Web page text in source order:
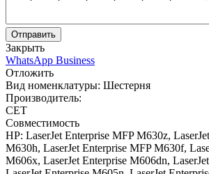
Отправить
Закрыть
WhatsApp Business
Отложить
Вид номенклатуры: Шестерня
Производитель:
CET
Совместимость
HP: LaserJet Enterprise MFP M630z,
M630h, LaserJet Enterprise MFP M630f,
M606x, LaserJet Enterprise M606dn,